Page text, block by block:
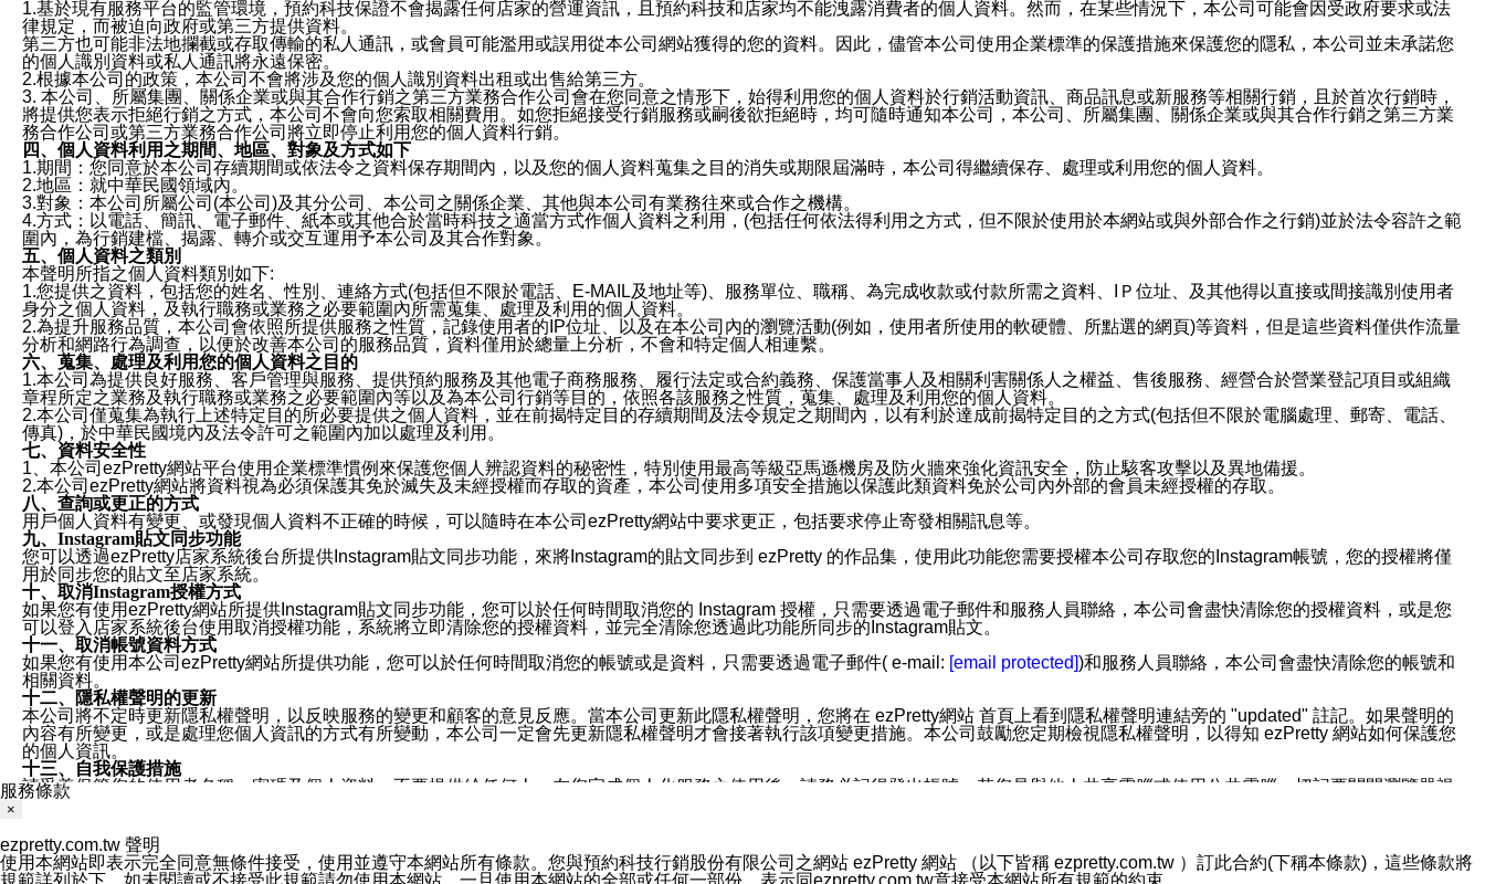
1.基於現有服務平台的監管環境，預約科技保證不會揭露任何店家的營運資訊，且預約科技和店家均不能洩露消費者的個人資料。然而，在某些情況下，本公司可能會因受政府要求或法
律規定，而被迫向政府或第三方提供資料。
第三方也可能非法地攔截或存取傳輸的私人通訊，或會員可能濫用或誤用從本公司網站獲得的您的資料。因此，儘管本公司使用企業標準的保護措施來保護您的隱私，本公司並未承諾您
的個人識別資料或私人通訊將永遠保密。
2.根據本公司的政策，本公司不會將涉及您的個人識別資料出租或出售給第三方。
3. 本公司、所屬集團、關係企業或與其合作行銷之第三方業務合作公司會在您同意之情形下，始得利用您的個人資料於行銷活動資訊、商品訊息或新服務等相關行銷，且於首次行銷時，
將提供您表示拒絕行銷之方式，本公司不會向您索取相關費用。如您拒絕接受行銷服務或嗣後欲拒絕時，均可隨時通知本公司，本公司、所屬集團、關係企業或與其合作行銷之第三方業
務合作公司或第三方業務合作公司將立即停止利用您的個人資料行銷。
四、個人資料利用之期間、地區、對象及方式如下
1.期間：您同意於本公司存續期間或依法令之資料保存期間內，以及您的個人資料蒐集之目的消失或期限屆滿時，本公司得繼續保存、處理或利用您的個人資料。
2.地區：就中華民國領域內。
3.對象：本公司所屬公司(本公司)及其分公司、本公司之關係企業、其他與本公司有業務往來或合作之機構。
4.方式：以電話、簡訊、電子郵件、紙本或其他合於當時科技之適當方式作個人資料之利用，(包括任何依法得利用之方式，但不限於使用於本網站或與外部合作之行銷)並於法令容許之範
圍內，為行銷建檔、揭露、轉介或交互運用予本公司及其合作對象。
五、個人資料之類別
本聲明所指之個人資料類別如下:
1.您提供之資料，包括您的姓名、性別、連絡方式(包括但不限於電話、E-MAIL及地址等)、服務單位、職稱、為完成收款或付款所需之資料、IＰ位址、及其他得以直接或間接識別使用者
身分之個人資料，及執行職務或業務之必要範圍內所需蒐集、處理及利用的個人資料。
2.為提升服務品質，本公司會依照所提供服務之性質，記錄使用者的IP位址、以及在本公司內的瀏覽活動(例如，使用者所使用的軟硬體、所點選的網頁)等資料，但是這些資料僅供作流量
分析和網路行為調查，以便於改善本公司的服務品質，資料僅用於總量上分析，不會和特定個人相連繫。
六、蒐集、處理及利用您的個人資料之目的
1.本公司為提供良好服務、客戶管理與服務、提供預約服務及其他電子商務服務、履行法定或合約義務、保護當事人及相關利害關係人之權益、售後服務、經營合於營業登記項目或組織
章程所定之業務及執行職務或業務之必要範圍內等以及為本公司行銷等目的，依照各該服務之性質，蒐集、處理及利用您的個人資料。
2.本公司僅蒐集為執行上述特定目的所必要提供之個人資料，並在前揭特定目的存續期間及法令規定之期間內，以有利於達成前揭特定目的之方式(包括但不限於電腦處理、郵寄、電話、
傳真)，於中華民國境內及法令許可之範圍內加以處理及利用。
七、資料安全性
1、本公司ezPretty網站平台使用企業標準慣例來保護您個人辨認資料的秘密性，特別使用最高等級亞馬遜機房及防火牆來強化資訊安全，防止駭客攻擊以及異地備援。
2.本公司ezPretty網站將資料視為必須保護其免於滅失及未經授權而存取的資產，本公司使用多項安全措施以保護此類資料免於公司內外部的會員未經授權的存取。
八、查詢或更正的方式
用戶個人資料有變更、或發現個人資料不正確的時候，可以隨時在本公司ezPretty網站中要求更正，包括要求停止寄發相關訊息等。
九、Instagram貼文同步功能
您可以透過ezPretty店家系統後台所提供Instagram貼文同步功能，來將Instagram的貼文同步到 ezPretty 的作品集，使用此功能您需要授權本公司存取您的Instagram帳號，您的授權將僅
用於同步您的貼文至店家系統。
十、取消Instagram授權方式
如果您有使用ezPretty網站所提供Instagram貼文同步功能，您可以於任何時間取消您的 Instagram 授權，只需要透過電子郵件和服務人員聯絡，本公司會盡快清除您的授權資料，或是您
可以登入店家系統後台使用取消授權功能，系統將立即清除您的授權資料，並完全清除您透過此功能所同步的Instagram貼文。
十一、取消帳號資料方式
如果您有使用本公司ezPretty網站所提供功能，您可以於任何時間取消您的帳號或是資料，只需要透過電子郵件( e-mail: [email protected])和服務人員聯絡，本公司會盡快清除您的帳號和
相關資料。
十二、隱私權聲明的更新
本公司將不定時更新隱私權聲明，以反映服務的變更和顧客的意見反應。當本公司更新此隱私權聲明，您將在 ezPretty網站 首頁上看到隱私權聲明連結旁的 "updated" 註記。如果聲明的
內容有所變更，或是處理您個人資訊的方式有所變動，本公司一定會先更新隱私權聲明才會接著執行該項變更措施。本公司鼓勵您定期檢視隱私權聲明，以得知 ezPretty 網站如何保護您
的個人資訊。
十三、自我保護措施
請妥善保管您的使用者名稱、密碼及個人資料，不要提供給任何人。在您完成個人化服務之使用後，請務必記得登出帳號。若您是與他人共享電腦或使用公共電腦，切記要關閉瀏覽器視
窗，以防止他人讀取您的個人資料、信件或進入所機關管理區。
您同意本公司網站，透過您所提供的郵件地址與您取得聯絡並傳送或宣傳本網站各項服務之資料或電子郵件供您參考。您能依照該資料或電子郵件所指示之方法、說明或功能連結，隨時
停止接收這些資料或電子郵件。
十五、訊息通知
服務條款
×
ezpretty.com.tw 聲明
使用本網站即表示完全同意無條件接受，使用並遵守本網站所有條款。您與預約科技行銷股份有限公司之網站 ezPretty 網站 （以下皆稱 ezpretty.com.tw ）訂此合約(下稱本條款)，這些條款將
規範詳列於下。如未閱讀或不接受此規範請勿使用本網站，一旦使用本網站的全部或任何一部份，表示同ezpretty.com.tw意接受本網站所有規範的約束。